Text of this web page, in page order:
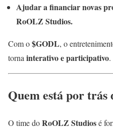
Ajudar a financiar novas
RoOLZ Studios.
Com o$GODL, o
torna interativo e participativo.
Quem está por trás
O time doRoOLZ Studiosé